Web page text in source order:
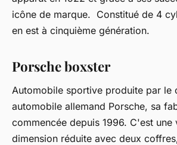
icône de marque. Constitué de 4
en est à cinquième génération.
Porsche boxster
Automobile sportive produite par le
automobile allemand Porsche, sa
commencée depuis 1996. C'est une
dimension réduite avec deux